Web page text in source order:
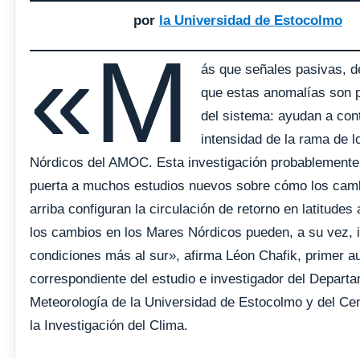
por la Universidad de Estocolmo
«M
ás que señales pasivas,
que estas anomalías son
del sistema: ayudan a
intensidad de la rama de
Nórdicos del AMOC. Esta investigación
puerta a muchos estudios nuevos sobre cómo los
arriba configuran la circulación de retorno en latitudes
los cambios en los Mares Nórdicos pueden, a su vez,
condiciones más al sur», afirma Léon Chafik, primer
correspondiente del estudio e investigador del
Meteorología de la Universidad de Estocolmo y del
la Investigación del Clima.